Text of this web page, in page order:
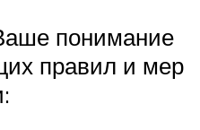
понимание
правил и мер